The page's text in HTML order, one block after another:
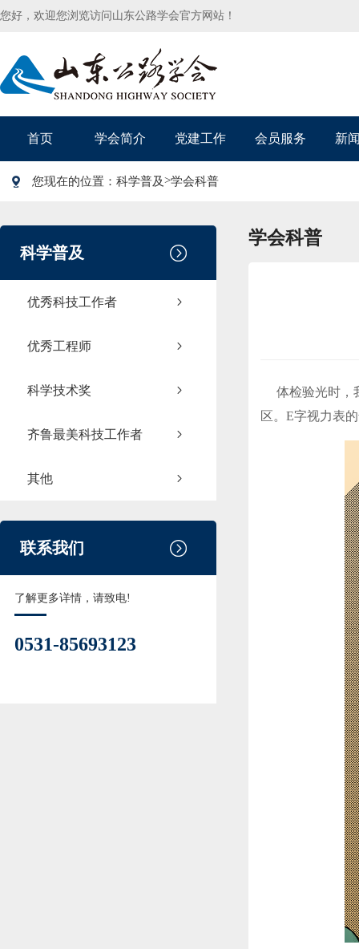
您好，欢迎您浏览访问山东公路学会官方网站！
首页 学会简介 党建工作 会员服务 新
您现在的位置： 科学普及>学会科普
科学普及
优秀科技工作者
优秀工程师
科学技术奖
齐鲁最美科技工作者
其他
联系我们
了解更多详情，请致电!
0531-85693123
学会科普
体检验光时，
区。E字视力表